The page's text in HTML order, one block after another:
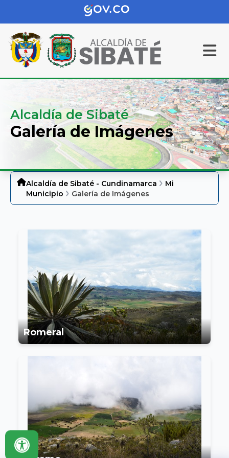
Alcaldía de Sibaté
Galería de Imágenes
Alcaldía de Sibaté - Cundinamarca
Mi
Municipio
Galería de Imágenes
Romeral